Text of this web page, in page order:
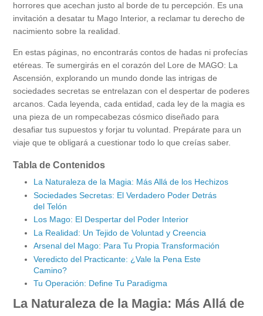
horrores que acechan justo al borde de tu percepción. Es una
invitación a desatar tu Mago Interior, a reclamar tu derecho de
nacimiento sobre la realidad.
En estas páginas, no encontrarás contos de hadas ni profecías
etéreas. Te sumergirás en el corazón del Lore de MAGO: La
Ascensión, explorando un mundo donde las intrigas de
sociedades secretas se entrelazan con el despertar de poderes
arcanos. Cada leyenda, cada entidad, cada ley de la magia es
una pieza de un rompecabezas cósmico diseñado para
desafiar tus supuestos y forjar tu voluntad. Prepárate para un
viaje que te obligará a cuestionar todo lo que creías saber.
Tabla de Contenidos
La Naturaleza de la Magia: Más Allá de los Hechizos
Sociedades Secretas: El Verdadero Poder Detrás
del Telón
Los Mago: El Despertar del Poder Interior
La Realidad: Un Tejido de Voluntad y Creencia
Arsenal del Mago: Para Tu Propia Transformación
Veredicto del Practicante: ¿Vale la Pena Este
Camino?
Tu Operación: Define Tu Paradigma
La Naturaleza de la Magia: Más Allá de